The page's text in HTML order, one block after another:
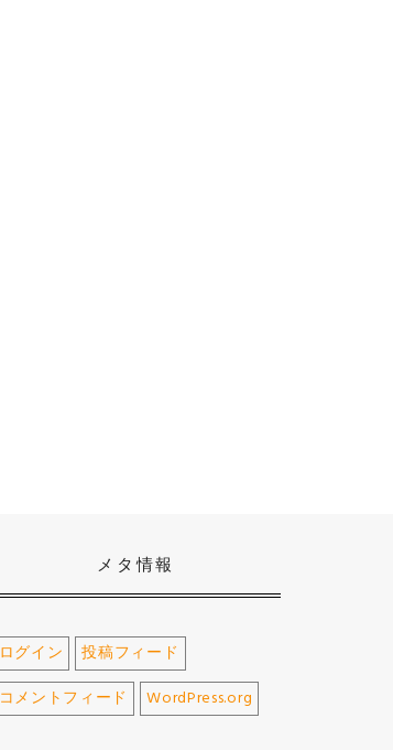
メタ情報
ログイン
投稿フィード
コメントフィード
WordPress.org